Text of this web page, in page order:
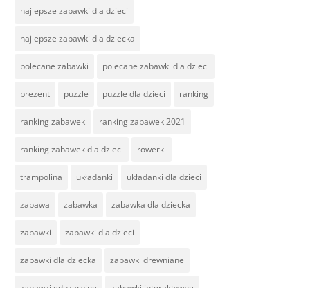
najlepsze zabawki dla dzieci
najlepsze zabawki dla dziecka
polecane zabawki polecane zabawki dla dzieci
prezent puzzle puzzle dla dzieci ranking
ranking zabawek ranking zabawek 2021
ranking zabawek dla dzieci rowerki
trampolina układanki układanki dla dzieci
zabawa zabawka zabawka dla dziecka
zabawki zabawki dla dzieci
zabawki dla dziecka zabawki drewniane